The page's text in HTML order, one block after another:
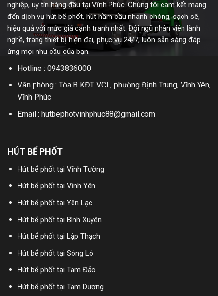
nghiệp, uy tín hàng đầu tại Vĩnh Phúc. Chúng tôi cam kết mang
đến dịch vụ hút bể phốt, hút hầm cầu nhanh chóng, sạch sẽ,
hiệu quả với mức giá cạnh tranh nhất. Đội ngũ nhân viên lành
nghề, trang thiết bị hiện đại, phục vụ 24/7, luôn sẵn sàng đáp
ứng mọi nhu cầu của bạn.
Hotline : 0943836000
Văn phòng : Tòa B KĐT VCI , phường Định Trung, Vĩnh Yên,
Vĩnh Phúc
Email : hutbephotvinhphuc88@gmail.com
HÚT BỂ PHỐT
Hút bể phốt tại Vĩnh Tường
Hút bể phốt tại Vĩnh Yên
Hút bể phốt tại Yên Lạc
Hút bể phốt tại Bình Xuyên
Hút bể phốt tại Lập Thạch
Hút bể phốt tại Sông Lô
Hút bể phốt tại Tam Đảo
Hút bể phốt tại Tam Dương